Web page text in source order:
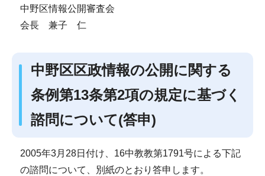
中野区情報公開審査会
会長 兼子 仁
中野区区政情報の公開に関する
条例第13条第2項の規定に基づく
諮問について(答申)
2005年3月28日付け、16中教教第1791号による下記
の諮問について、別紙のとおり答申します。